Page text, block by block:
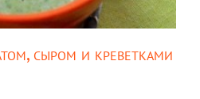
сыром и креветками